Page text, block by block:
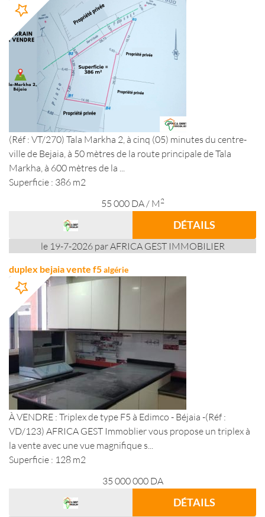
(Réf : VT/270) Tala Markha 2, à cinq (05) minutes du centre-
ville de Bejaia, à 50 mètres de la route principale de Tala
Markha, à 600 mètres de la ...
Superficie : 386 m2
55 000 DA/ M 2
DÉTAILS
le 19-7-2026 par AFRICA GEST IMMOBILIER
duplex bejaia vente f5algérie
À VENDRE : Triplex de type F5 à Edimco - Béjaia -(Réf :
VD/123) AFRICA GEST Immoblier vous propose un triplex à
la vente avec une vue magnifique s...
Superficie : 128 m2
35 000 000 DA
DÉTAILS